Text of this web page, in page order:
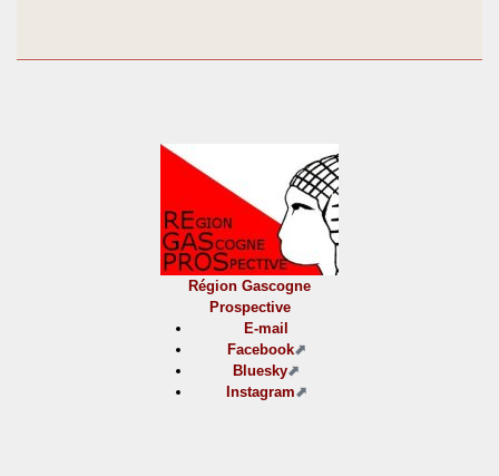
Région Gascogne
Prospective
E-mail
Facebook
Bluesky
Instagram